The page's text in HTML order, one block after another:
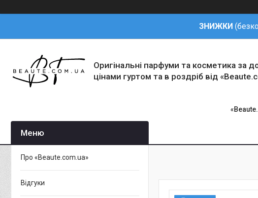
ЗНИЖКИ
Оригінальні парфуми та косметика за
цінами гуртом та в роздріб від
Про «Beaute.com.ua»
Відгуки